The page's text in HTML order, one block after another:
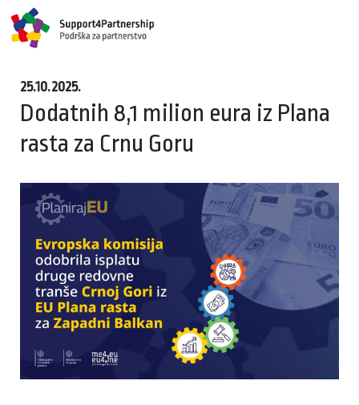
25.10.2025.
Dodatnih 8,1 milion eura iz Plana
rasta za Crnu Goru